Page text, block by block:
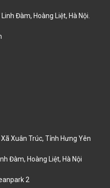
Đàm, Hoàng Liệt, Hà Nội.
Xuân Trúc, Tỉnh Hưng Yên
Đàm, Hoàng Liệt, Hà Nội
2